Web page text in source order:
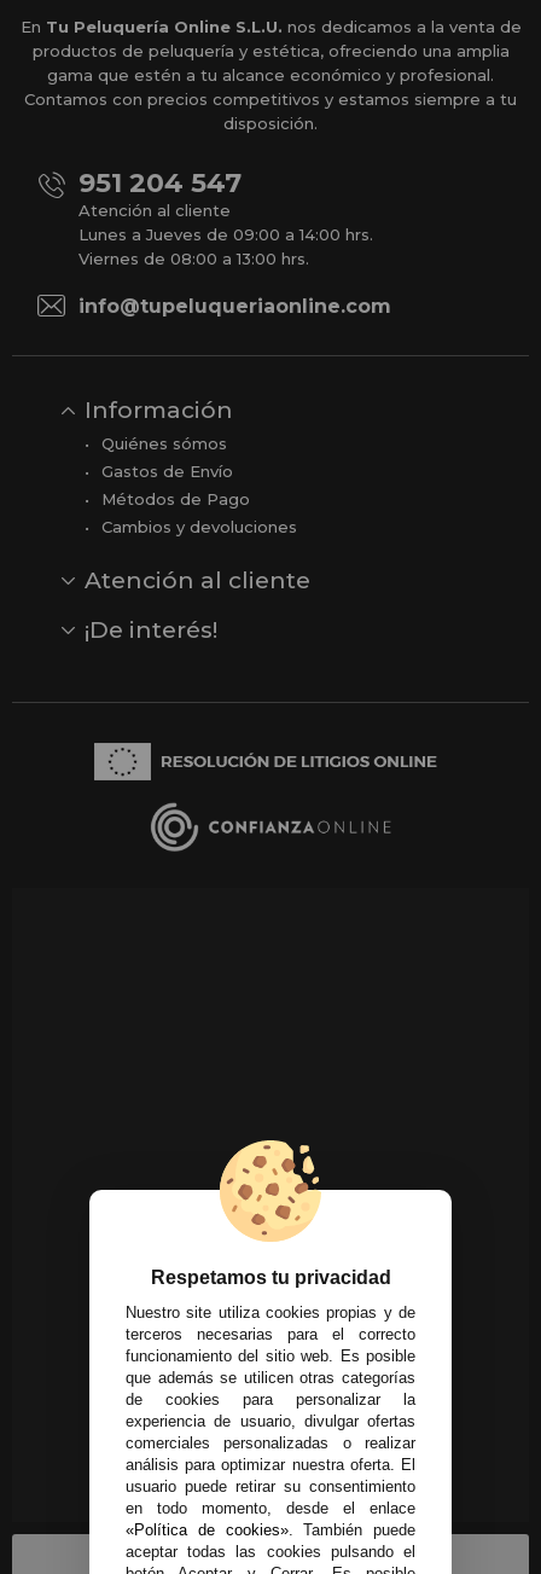
En Tu Peluquería Online S.L.U. nos dedicamos a la venta de
productos de peluquería y estética, ofreciendo una amplia
gama que estén a tu alcance económico y profesional.
Contamos con precios competitivos y estamos siempre a tu
disposición.
951 204 547
Atención al cliente
Lunes a Jueves de 09:00 a 14:00 hrs.
Viernes de 08:00 a 13:00 hrs.
info@tupeluqueriaonline.com
Información
Quiénes sómos
Gastos de Envío
Métodos de Pago
Cambios y devoluciones
Atención al cliente
Opiniones
Reseñas en Google
¡De interés!
Respetamos tu privacidad
Nuestro site utiliza cookies propias y de
terceros necesarias para el correcto
funcionamiento del sitio web. Es posible
que además se utilicen otras categorías
de cookies para personalizar la
experiencia de usuario, divulgar ofertas
comerciales personalizadas o realizar
análisis para optimizar nuestra oferta. El
usuario puede retirar su consentimiento
en todo momento, desde el enlace
«Política de cookies». También puede
aceptar todas las cookies pulsando el